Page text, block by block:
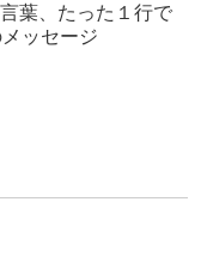
葉、たった１行で
ッセージ